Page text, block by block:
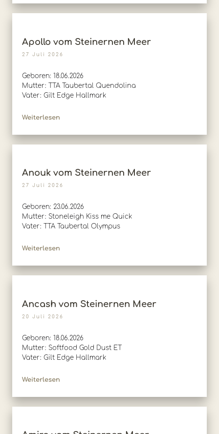
Apollo vom Steinernen Meer
27 Juli 2026
Geboren: 18.06.2026
Mutter: TTA Taubertal Quendolina
Vater: Gilt Edge Hallmark
Weiterlesen
Anouk vom Steinernen Meer
27 Juli 2026
Geboren: 23.06.2026
Mutter: Stoneleigh Kiss me Quick
Vater: TTA Taubertal Olympus
Weiterlesen
Ancash vom Steinernen Meer
20 Juli 2026
Geboren: 18.06.2026
Mutter: Softfood Gold Dust ET
Vater: Gilt Edge Hallmark
Weiterlesen